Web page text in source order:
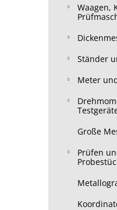
Waagen,
Ständer
Meter
Große
Prüfen